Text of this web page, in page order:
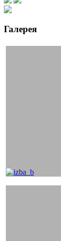
Галерея